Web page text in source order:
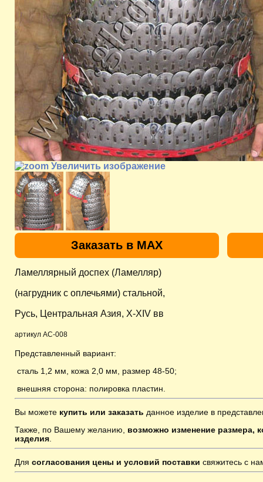
Увеличить изображение
Заказать в MAX
Ламеллярный доспех (Ламелляр)
(нагрудник с оплечьями) стальной,
Русь, Центральная Азия, X-XIV вв
артикул AC-008
Представленный вариант:
сталь 1,2 мм, кожа 2,0 мм , размер 48-50;
внешняя сторона: полировка пластин.
Вы можете купить или заказать данное изделие в
Также, по Вашему желанию, возможно изменение размера,
изделия
Для согласования цены и условий поставки свяжитесь с